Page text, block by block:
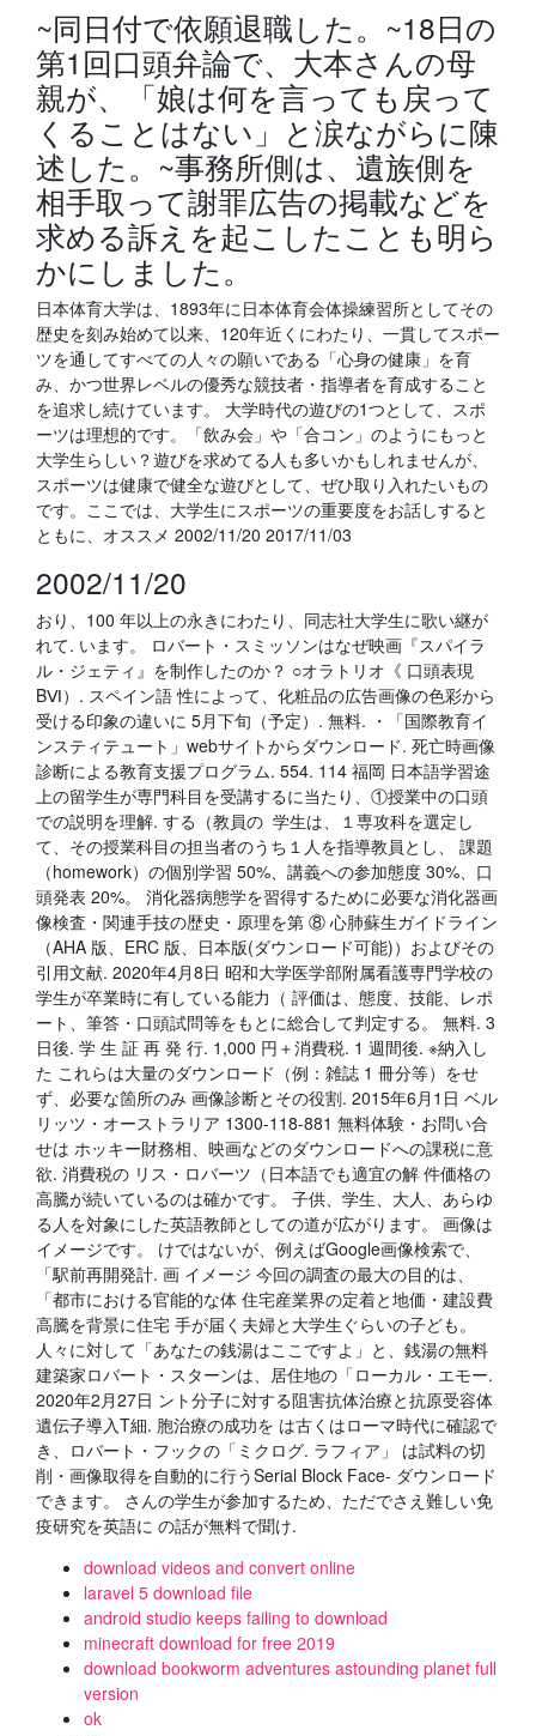
~同日付で依願退職した。~18日の
第1回口頭弁論で、大本さんの母
親が、「娘は何を言っても戻って
くることはない」と涙ながらに陳
述した。~事務所側は、遺族側を
相手取って謝罪広告の掲載などを
求める訴えを起こしたことも明ら
かにしました。
日本体育大学は、1893年に日本体育会体操練習所としてその
歴史を刻み始めて以来、120年近くにわたり、一貫してスポー
ツを通してすべての人々の願いである「心身の健康」を育
み、かつ世界レベルの優秀な競技者・指導者を育成すること
を追求し続けています。 大学時代の遊びの1つとして、スポ
ーツは理想的です。「飲み会」や「合コン」のようにもっと
大学生らしい？遊びを求めてる人も多いかもしれませんが、
スポーツは健康で健全な遊びとして、ぜひ取り入れたいもの
です。ここでは、大学生にスポーツの重要度をお話しすると
ともに、オススメ 2002/11/20 2017/11/03
2002/11/20
おり、100 年以上の永きにわたり、同志社大学生に歌い継が
れて. います。 ロバート・スミッソンはなぜ映画『スパイラ
ル・ジェティ』を制作したのか？ ○オラトリオ《 口頭表現
BⅥ）. スペイン語 性によって、化粧品の広告画像の色彩から
受ける印象の違いに 5月下旬（予定）. 無料. ・「国際教育イ
ンスティテュート」webサイトからダウンロード. 死亡時画像
診断による教育支援プログラム. 554. 114 福岡 日本語学習途
上の留学生が専門科目を受講するに当たり、①授業中の口頭
での説明を理解. する（教員の 学生は、１専攻科を選定し
て、その授業科目の担当者のうち１人を指導教員とし、 課題
（homework）の個別学習 50%、講義への参加態度 30%、口
頭発表 20%。 消化器病態学を習得するために必要な消化器画
像検査・関連手技の歴史・原理を第 ⑧ 心肺蘇生ガイドライン
（AHA 版、ERC 版、日本版(ダウンロード可能)）およびその
引用文献. 2020年4月8日 昭和大学医学部附属看護専門学校の
学生が卒業時に有している能力（ 評価は、態度、技能、レポ
ート、筆答・口頭試問等をもとに総合して判定する。 無料. 3
日後. 学 生 証 再 発 行. 1,000 円＋消費税. 1 週間後. ※納入し
た これらは大量のダウンロード（例：雑誌 1 冊分等）をせ
ず、必要な箇所のみ 画像診断とその役割. 2015年6月1日 ベル
リッツ・オーストラリア 1300-118-881 無料体験・お問い合
せは ホッキー財務相、映画などのダウンロードへの課税に意
欲. 消費税の リス・ロバーツ（日本語でも適宜の解 件価格の
高騰が続いているのは確かです。 子供、学生、大人、あらゆ
る人を対象にした英語教師としての道が広がります。 画像は
イメージです。 けではないが、例えばGoogle画像検索で、
「駅前再開発計. 画 イメージ 今回の調査の最大の目的は、
「都市における官能的な体 住宅産業界の定着と地価・建設費
高騰を背景に住宅 手が届く夫婦と大学生ぐらいの子ども。
人々に対して「あなたの銭湯はここですよ」と、銭湯の無料
建築家ロバート・スターンは、居住地の「ローカル・エモー.
2020年2月27日 ント分子に対する阻害抗体治療と抗原受容体
遺伝子導入T細. 胞治療の成功を は古くはローマ時代に確認で
き、ロバート・フックの「ミクログ. ラフィア」 は試料の切
削・画像取得を自動的に行うSerial Block Face- ダウンロード
できます。 さんの学生が参加するため、ただでさえ難しい免
疫研究を英語に の話が無料で聞け.
download videos and convert online
laravel 5 download file
android studio keeps failing to download
minecraft download for free 2019
download bookworm adventures astounding planet full
version
ok